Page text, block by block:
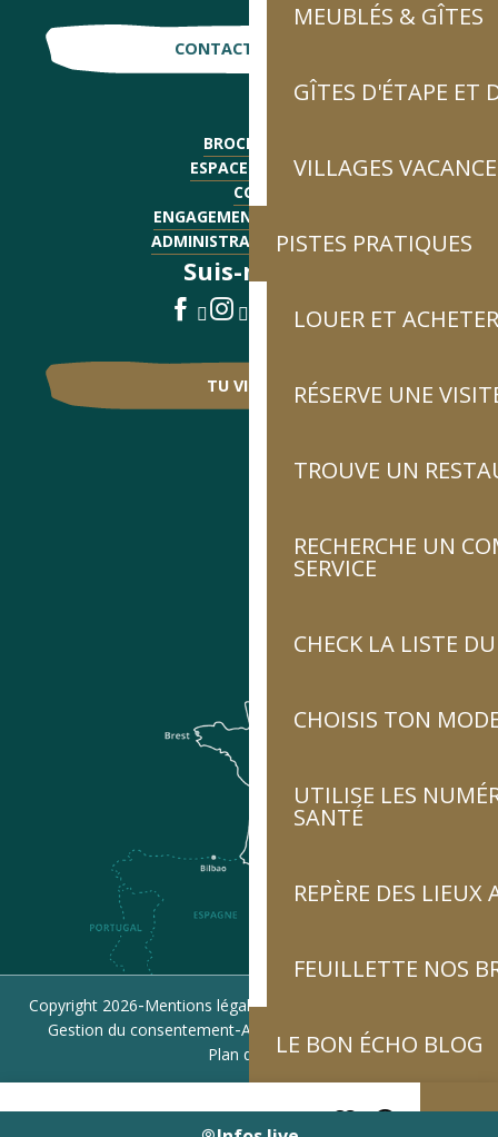
MEUBLÉS & GÎTES
GÎTES D'ÉTAPE ET
VILLAGES
PISTES PRATIQUES
LOUER ET
RÉSERVE UNE
TROUVE UN
RECHERCHE UN
SERVICE
CHECK LA LISTE
CHOISIS TON
UTILISE LES
SANTÉ
REPÈRE DES LIEUX
FEUILLETTE NOS
LE BON ÉCHO BLOG
CONTACTE-NOUS !
BROCHURES
ESPACE PRESSE
CGV
ENGAGEMENTS QUALITÉ
ADMINISTRATIF - EMPLOI
Suis-nous !
TU VIENS ?
Copyright 2026-Mentions légales-
Gestion du consentement-Accessibilité : non conforme
Plan du site